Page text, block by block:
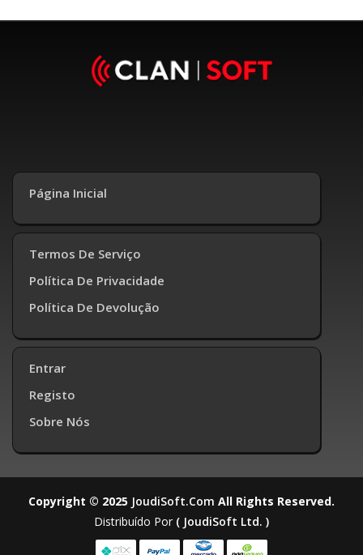
Página Inicial
Termos De Serviço
Política De Privacidade
Política De Devolução
Entrar
Registo
Sobre Nós
Copyright © 2025 JoudiSoft.com All Rights Reserved.
Distribuído Por ( JoudiSoft Ltd. )